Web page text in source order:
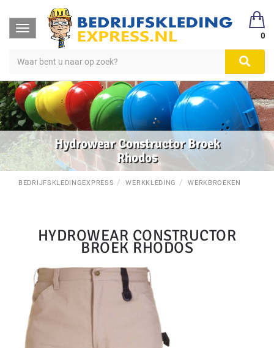
Toggle
navigation
0
Hydrowear Constructor Broek
Rhodos
BEDRIJFSKLEDINGEXPRESS WERKKLEDING WERKBROEKEN
HYDROWEAR CONSTRUCTOR
BROEK RHODOS